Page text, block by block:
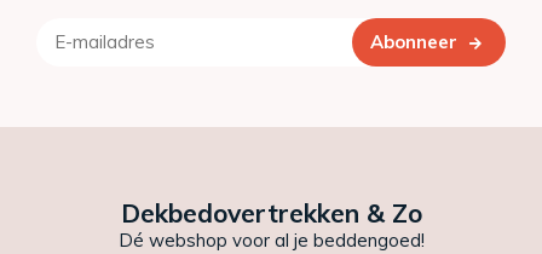
Abonneer
Dekbedovertrekken & Zo
Dé webshop voor al je beddengoed!